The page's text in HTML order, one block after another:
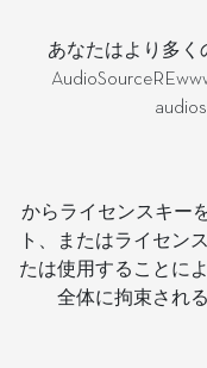
あなたはより多く
からライセンスキー
ト、またはライセン
たは使用することに
全体に拘束され